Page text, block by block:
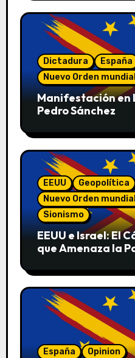
Dictadura
España
Nuevo Orden
Manifestación en
Pedro Sánchez
EEUU
Geopolítica
Nuevo Orden
Sionismo
EEUU e Israel: El
que Amenaza la
Humanidad
España Opinion